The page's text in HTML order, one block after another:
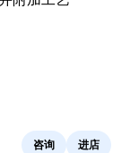
咨询 进店